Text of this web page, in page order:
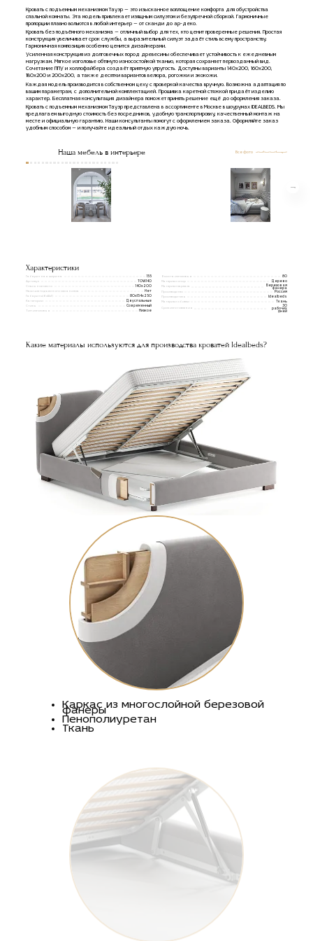
Кровать с подъемным механизмом Тауэр — это изысканное воплощение комфорта для обустройства
спальной комнаты. Эта модель привлекает изящным силуэтом и безупречной сборкой. Гармоничные
пропорции плавно вольются в любой интерьер — от сканди до ар-деко.
Кровать без подъёмного механизма — отличный выбор для тех, кто ценит проверенные решения. Простая
конструкция увеличивает срок службы, а выразительный силуэт задаёт стиль всему пространству.
Гармоничная композиция особенно ценится дизайнерами.
Усиленная конструкция из долговечных пород древесины обеспечивает устойчивость к ежедневным
нагрузкам. Мягкое изголовье обтянуто износостойкой тканью, которая сохраняет первозданный вид.
Сочетание ППУ и холлофайбера создаёт приятную упругость. Доступны варианты 140х200, 160х200,
180х200 и 200х200, а также десятки вариантов велюра, рогожки и экокожи.
Каждая модель производится в собственном цеху с проверкой качества вручную. Возможна адаптация по
вашим параметрам, с дополнительной комплектацией. Прошивка каретной стяжкой придаёт изделию
характер. Бесплатная консультация дизайнера поможет принять решение ещё до оформления заказа.
Кровать с подъемным механизмом Тауэр представлена в ассортименте в Москве в шоурумах IDEALBEDS. Мы
предлагаем выгодную стоимость без посредников, удобную транспортировку, качественный монтаж на
месте и официальную гарантию. Наши консультанты помогут с оформлением заказа. Оформляйте заказ
удобным способом — и получайте идеальный отдых каждую ночь.
Наша мебель в интерьере Все фото
Характеристики
Габаритная ширина
155
Артикул
TOW140
Спальное место
140x200
Наличие подъемного механизма
Нет
Габариты(ВxШxГ)
80х154х250
Категории
Двуспальные
Стиль
Современный
Тип изголовья
Низкое
Высота изголовья
80
Материал опор
Дерево
Материал каркаса
Березовая
фанера
Производство
Россия
Производитель
Idealbeds
Материал обивки
Ткань
Срок изготовления
30
рабочих
дней
Какие материалы используются для производства кроватей Idealbeds?
Каркас из многослойной березовой
фанеры
Пенополиуретан
Ткань